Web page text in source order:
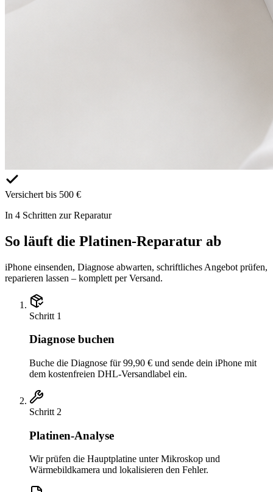
Versichert bis 500 €
In 4 Schritten zur Reparatur
So läuft die Platinen-Reparatur ab
iPhone einsenden, Diagnose abwarten, schriftliches Angebot prüfen,
reparieren lassen – komplett per Versand.
Schritt 1
Diagnose buchen
Buche die Diagnose für 99,90 € und sende dein iPhone mit
dem kostenfreien DHL-Versandlabel ein.
Schritt 2
Platinen-Analyse
Wir prüfen die Hauptplatine unter Mikroskop und
Wärmebildkamera und lokalisieren den Fehler.